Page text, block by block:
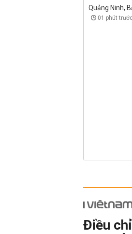
Quảng Ninh,
01 phút trước
Điều